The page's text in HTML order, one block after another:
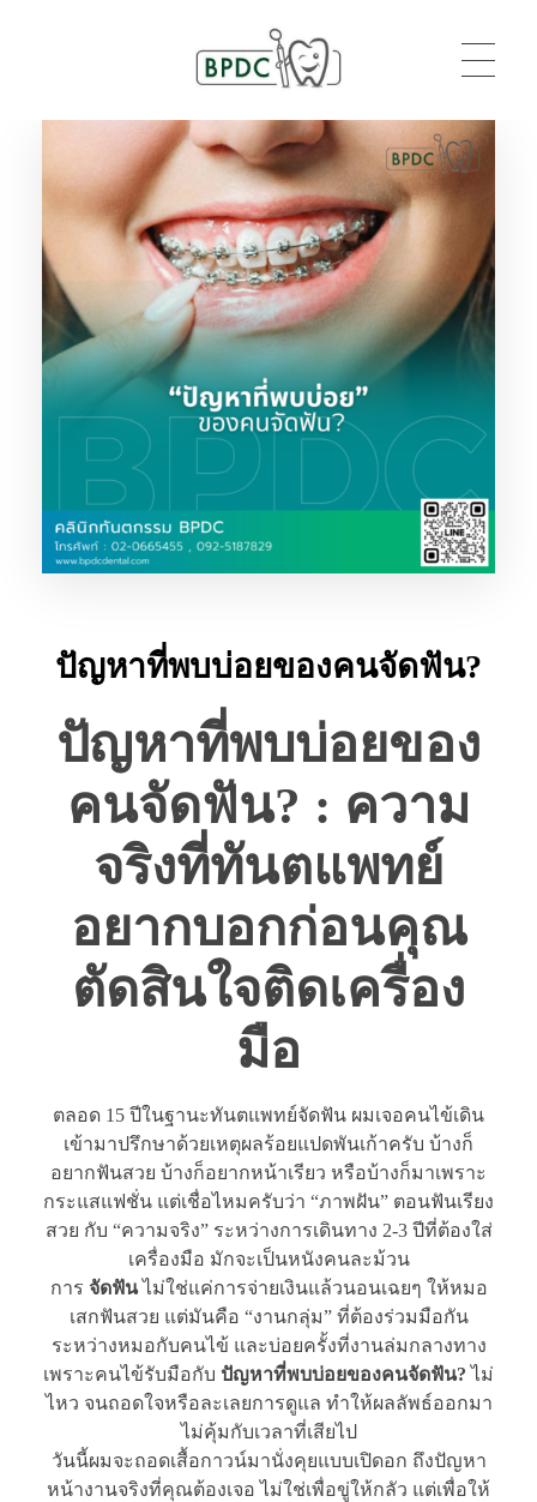
BPDC
แค่เว็บเวิร์ดเพรสเว็บหนึ่ง
ปัญหาที่พบบ่อยของคนจัดฟัน?
ปัญหาที่พบบ่อยของ
คนจัดฟัน? : ความ
จริงที่ทันตแพทย์
อยากบอกก่อนคุณ
ตัดสินใจติดเครื่อง
มือ
ตลอด 15 ปีในฐานะทันตแพทย์จัดฟัน ผมเจอคนไข้เดิน
เข้ามาปรึกษาด้วยเหตุผลร้อยแปดพันเก้าครับ บ้างก็
อยากฟันสวย บ้างก็อยากหน้าเรียว หรือบ้างก็มาเพราะ
กระแสแฟชั่น แต่เชื่อไหมครับว่า “ภาพฝัน” ตอนฟันเรียง
สวย กับ “ความจริง” ระหว่างการเดินทาง 2-3 ปีที่ต้องใส่
เครื่องมือ มักจะเป็นหนังคนละม้วน
การ จัดฟันไม่ใช่แค่การจ่ายเงินแล้วนอนเฉยๆ ให้หมอ
เสกฟันสวย แต่มันคือ “งานกลุ่ม” ที่ต้องร่วมมือกัน
ระหว่างหมอกับคนไข้ และบ่อยครั้งที่งานล่มกลางทาง
เพราะคนไข้รับมือกับ ปัญหาที่พบบ่อยของคนจัดฟัน? ไม่
ไหว จนถอดใจหรือละเลยการดูแล ทำให้ผลลัพธ์ออกมา
ไม่คุ้มกับเวลาที่เสียไป
วันนี้ผมจะถอดเสื้อกาวน์มานั่งคุยแบบเปิดอก ถึงปัญหา
หน้างานจริงที่คุณต้องเจอ ไม่ใช่เพื่อขู่ให้กลัว แต่เพื่อให้